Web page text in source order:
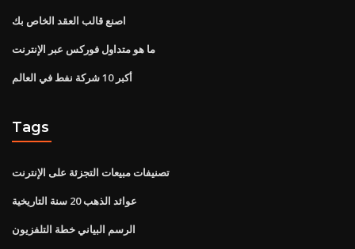
اصنع قالب العقد الخاص بك
ما هو متداول فوركس عبر الإنترنت
أكبر 10 شركة نفط في العالم
Tags
تصنيفات مبيعات التجزئة على الإنترنت
عوائد الذهب 20 سنة التاريخية
الرسم البياني خطة التلفزيون